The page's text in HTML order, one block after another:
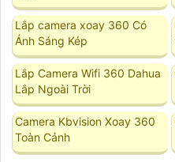
Lắp camera xoay 360 Có
Ánh Sáng Kép
Lắp Camera Wifi 360 Dahua
Lắp Ngoài Trời
Camera Kbvision Xoay 360
Toàn Cảnh